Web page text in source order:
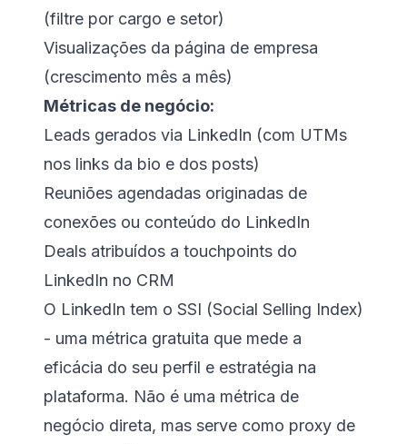
(filtre por cargo e setor)
Visualizações da página de empresa
(crescimento mês a mês)
Métricas de negócio:
Leads gerados via LinkedIn (com UTMs
nos links da bio e dos posts)
Reuniões agendadas originadas de
conexões ou conteúdo do LinkedIn
Deals atribuídos a touchpoints do
LinkedIn no CRM
O LinkedIn tem o SSI (Social Selling Index)
- uma métrica gratuita que mede a
eficácia do seu perfil e estratégia na
plataforma. Não é uma métrica de
negócio direta, mas serve como proxy de